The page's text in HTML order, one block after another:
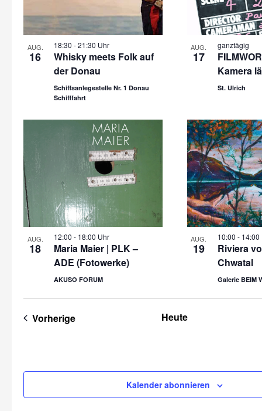
AUG.
16
18:30 -21:30 Uhr
Whisky meets Folk auf
der Donau
Schiffsanlegestelle Nr. 1 Donau
Schifffahrt
AUG.
17
ganztägig
Kamera
St. Ulrich
AUG.
18
12:00 - 18:00 Uhr
Maria Maier | PLK –
ADE (Fotowerke)
AKUSO FORUM
AUG.
19
10:00 -
Riviera
Chwatal
Galerie BEIM
VorherigeVeranstaltungen Heute
Kalender abonnieren